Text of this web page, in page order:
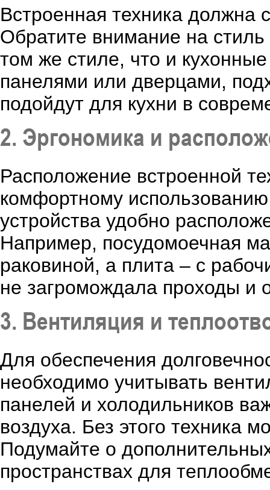
Встроенная техника должна
Обратите внимание на
том же стиле, что и
панелями или дверцами,
подойдут для кухни в
2. Эргономика и
Расположение встроенной
комфортному
устройства удобно
Например, посудомоечная
раковиной, а плита – с
не загромождала проходы и
3. Вентиляция и
Для обеспечения
необходимо учитывать
панелей и холодильников
воздуха. Без этого техника
Подумайте о
пространствах для